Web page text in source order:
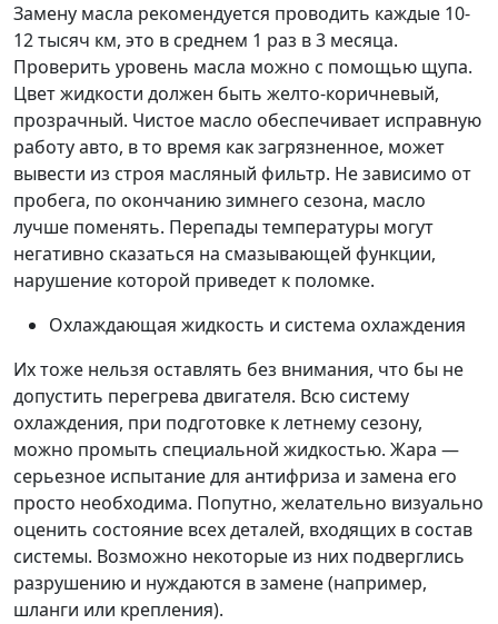
Замену масла рекомендуется проводить каждые 10-
12 тысяч км, это в среднем 1 раз в 3 месяца.
Проверить уровень масла можно с помощью щупа.
Цвет жидкости должен быть желто-коричневый,
прозрачный. Чистое масло обеспечивает исправную
работу авто, в то время как загрязненное, может
вывести из строя масляный фильтр. Не зависимо от
пробега, по окончанию зимнего сезона, масло
лучше поменять. Перепады температуры могут
негативно сказаться на смазывающей функции,
нарушение которой приведет к поломке.
Охлаждающая жидкость и система охлаждения
Их тоже нельзя оставлять без внимания, что бы не
допустить перегрева двигателя. Всю систему
охлаждения, при подготовке к летнему сезону,
можно промыть специальной жидкостью. Жара —
серьезное испытание для антифриза и замена его
просто необходима. Попутно, желательно визуально
оценить состояние всех деталей, входящих в состав
системы. Возможно некоторые из них подверглись
разрушению и нуждаются в замене (например,
шланги или крепления).